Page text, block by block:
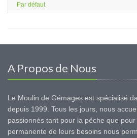
Par défaut
A Propos de Nous
Le Moulin de Gémages est spécialisé
depuis 1999. Tous les jours, nous
passionnés tant pour la pêche que
permanente de leurs besoins nous